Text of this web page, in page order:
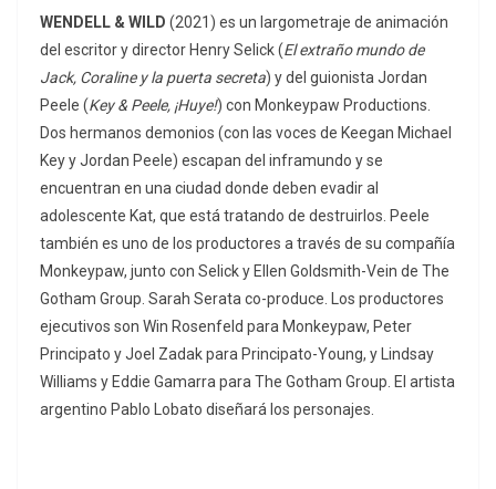
WENDELL & WILD (2021) es un largometraje de animación
del escritor y director Henry Selick (El extraño mundo de
Jack, Coraline y la puerta secreta) y del guionista Jordan
Peele (Key & Peele, ¡Huye!) con Monkeypaw Productions.
Dos hermanos demonios (con las voces de Keegan Michael
Key y Jordan Peele) escapan del inframundo y se
encuentran en una ciudad donde deben evadir al
adolescente Kat, que está tratando de destruirlos. Peele
también es uno de los productores a través de su compañía
Monkeypaw, junto con Selick y Ellen Goldsmith-Vein de The
Gotham Group. Sarah Serata co-produce. Los productores
ejecutivos son Win Rosenfeld para Monkeypaw, Peter
Principato y Joel Zadak para Principato-Young, y Lindsay
Williams y Eddie Gamarra para The Gotham Group. El artista
argentino Pablo Lobato diseñará los personajes.